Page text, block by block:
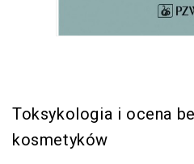
Toksykologia i ocena
kosmetyków